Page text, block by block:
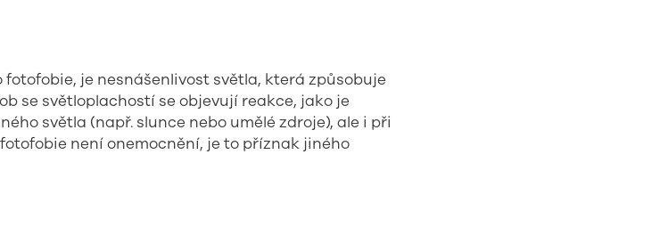
je nesnášenlivost světla, která způsobuje
se světloplachostí se objevují reakce, jako je
světla (např. slunce nebo umělé zdroje), ale i při
není onemocnění, je to příznak jiného